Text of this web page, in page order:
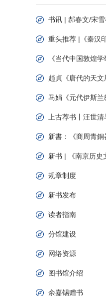
书讯 | 郝春文/宋
重头推荐 |《秦汉
《当代中国敦煌
趙貞《唐代的天文
马娟《元代伊斯兰
上古荐书丨汪世
新書：《商周青
新书 | 《南京历史
规章制度
新书发布
读者指南
分馆建设
网络资源
图书馆介绍
余嘉锡赠书